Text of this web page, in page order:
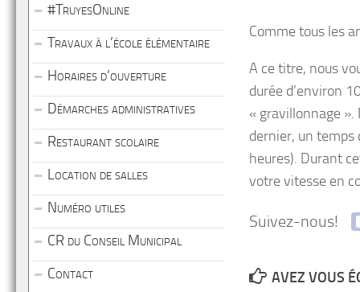
Comme tous les
A ce titre, nous
durée d’environ
« gravillonnage ».
dernier, un temps
heures). Durant
votre vitesse en
Suivez-nous!
AVEZ VOUS
#TruyesOnline
Travaux à l’école élémentaire
Horaires d’ouverture
Démarches administratives
Restaurant scolaire
Location de salles
Numéro utiles
CR du Conseil Municipal
Contact